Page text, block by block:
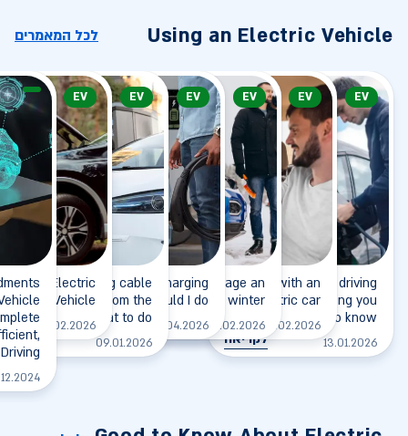
Using an Electric Vehicle לכל המאמרים
EV
Electric vehicle driving
range - everything you
need to know
13.01.2026 לקריאה
EV
Going on a trip with an
electric car
10.02.2026 לקריאה
EV
How to manage an
electric car in winter?
09.02.2026 לקריאה
EV
I arrived at the charging
station, what should I do?
03.04.2026 לקריאה
EV
The charging cable
doesn't release from the
vehicle - what to do?
09.01.2026 לקריאה
EV
an Electric
Vehicle
17.02.2026